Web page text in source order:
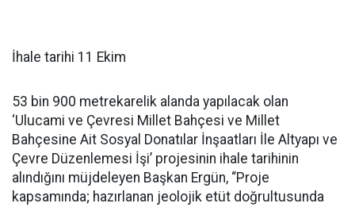
İhale tarihi 11 Ekim
53 bin 900 metrekarelik alanda yapılacak olan
‘Ulucami ve Çevresi Millet Bahçesi ve Millet
Bahçesine Ait Sosyal Donatılar İnşaatları İle Altyapı ve
Çevre Düzenlemesi İşi’ projesinin ihale tarihinin
alındığını müjdeleyen Başkan Ergün, “Proje
kapsamında; hazırlanan jeolojik etüt doğrultusunda